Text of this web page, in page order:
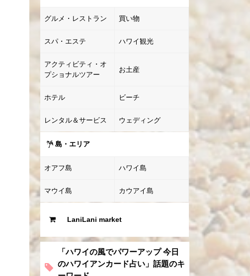
グルメ・レストラン 買い物
スパ・エステ ハワイ観光
アクティビティ・オ
プショナルツアー
お土産
ホテル ビーチ
レンタル＆サービス ウェディング
島・エリア
オアフ島 ハワイ島
マウイ島 カウアイ島
LaniLani market
「ハワイの風でパワーアップ 今日
のハワイアンカード占い」話題のキ